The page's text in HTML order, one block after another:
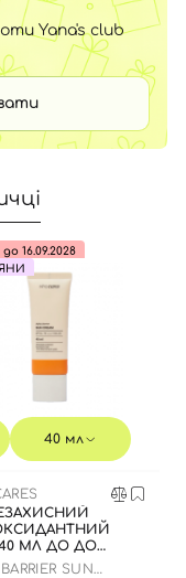
Yana's club
16.09.2028
40 мл
МЛ ДО ДО
РОКУ SUN